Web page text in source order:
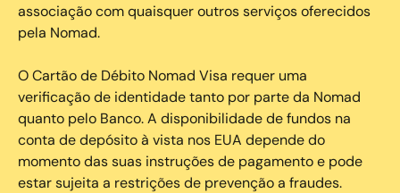
associação com quaisquer outros serviços oferecidos
pela Nomad.
O Cartão de Débito Nomad Visa requer uma
verificação de identidade tanto por parte da Nomad
quanto pelo Banco. A disponibilidade de fundos na
conta de depósito à vista nos EUA depende do
momento das suas instruções de pagamento e pode
estar sujeita a restrições de prevenção a fraudes.